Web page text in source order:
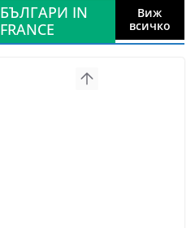
БЪЛГАРИ IN
FRANCE
Виж
всичко